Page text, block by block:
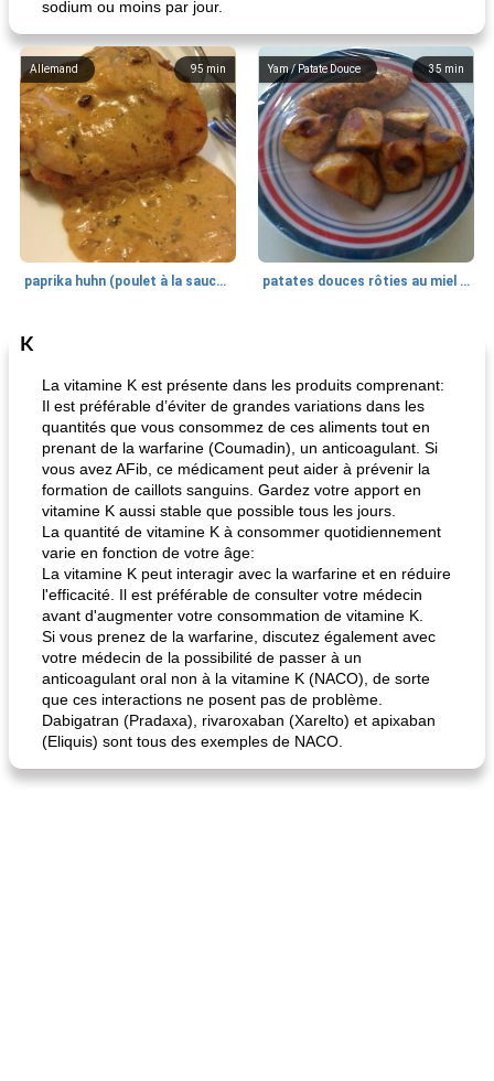
sodium ou moins par jour.
95 min
Allemand
paprika huhn (poulet à la sauce paprika).
35 min
Yam / Patate Douce
patates douces rôties au miel / kumara
Petit déjeuner et brunch
quinoa petit déjeuner méditerranéen
K
La vitamine K est présente dans les produits comprenant:
Il est préférable d’éviter de grandes variations dans les
quantités que vous consommez de ces aliments tout en
prenant de la warfarine (Coumadin), un anticoagulant. Si
vous avez AFib, ce médicament peut aider à prévenir la
formation de caillots sanguins. Gardez votre apport en
vitamine K aussi stable que possible tous les jours.
La quantité de vitamine K à consommer quotidiennement
varie en fonction de votre âge:
La vitamine K peut interagir avec la warfarine et en réduire
l'efficacité. Il est préférable de consulter votre médecin
avant d'augmenter votre consommation de vitamine K.
Si vous prenez de la warfarine, discutez également avec
votre médecin de la possibilité de passer à un
anticoagulant oral non à la vitamine K (NACO), de sorte
que ces interactions ne posent pas de problème.
Dabigatran (Pradaxa), rivaroxaban (Xarelto) et apixaban
(Eliquis) sont tous des exemples de NACO.